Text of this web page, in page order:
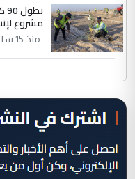
مشروع
منذ 15 ساعة